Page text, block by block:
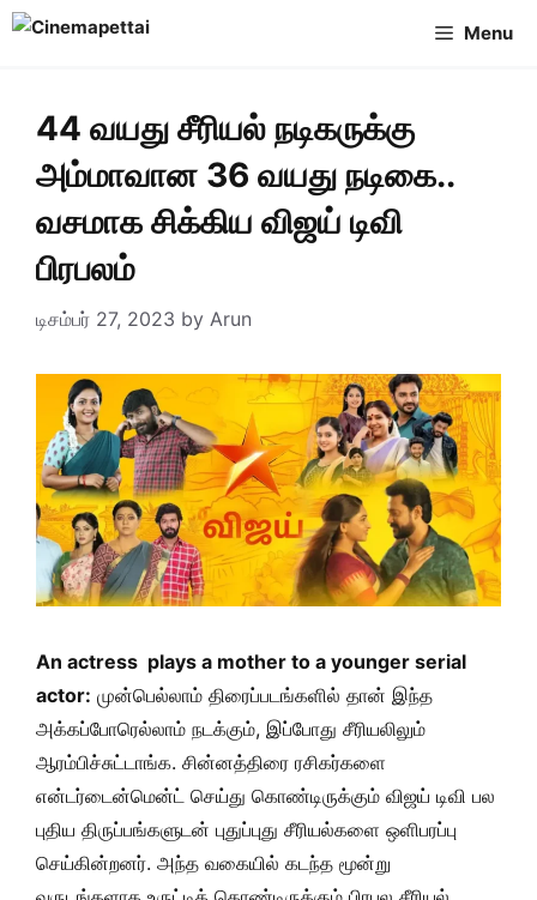
Skip
Menu
44 வயது சீரியல் நடிகருக்கு
அம்மாவான 36 வயது நடிகை..
வசமாக சிக்கிய விஜய் டிவி
பிரபலம்
டிசம்பர் 27, 2023 by Arun
An actress plays a mother to a younger serial
actor: முன்பெல்லாம் திரைப்படங்களில் தான் இந்த
அக்கப்போரெல்லாம் நடக்கும், இப்போது சீரியலிலும்
ஆரம்பிச்சுட்டாங்க. சின்னத்திரை ரசிகர்களை
என்டர்டைன்மென்ட் செய்து கொண்டிருக்கும் விஜய் டிவி பல
புதிய திருப்பங்களுடன் புதுப்புது சீரியல்களை ஒளிபரப்பு
செய்கின்றனர். அந்த வகையில் கடந்த மூன்று